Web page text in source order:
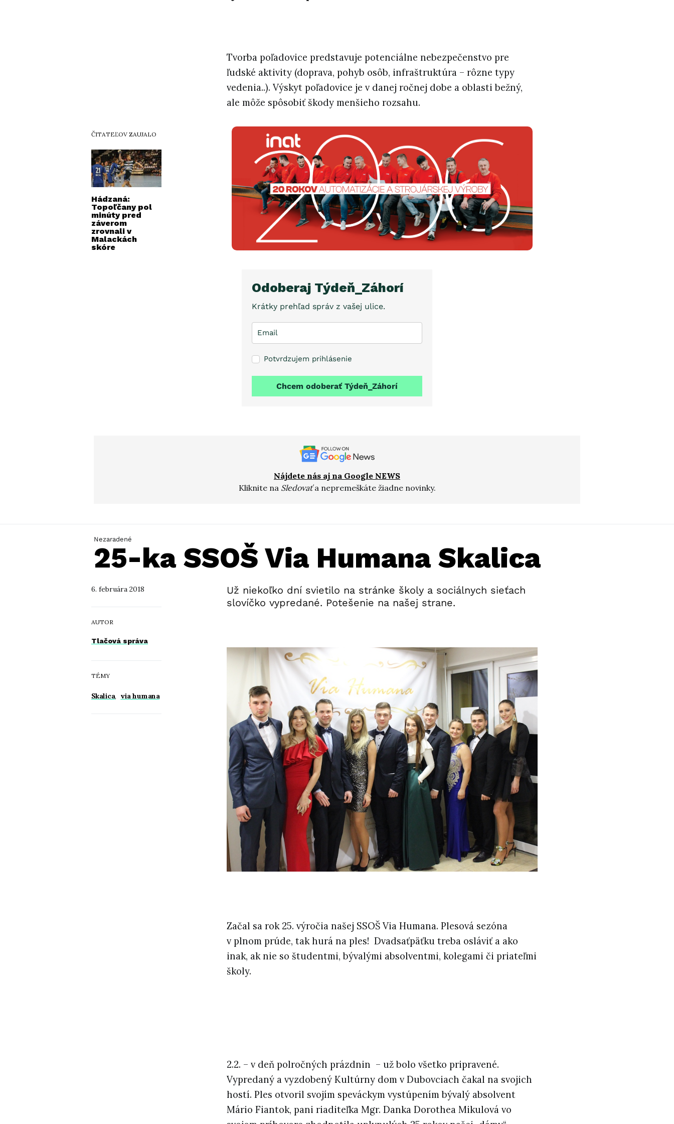
ČITATEĽOV ZAUJALO
Hádzaná:
Topoľčany pol
minúty pred
záverom
zrovnali v
Malackách
skóre
Tvorba poľadovice predstavuje potenciálne nebezpečenstvo pre
ľudské aktivity (doprava, pohyb osôb, infraštruktúra – rôzne typy
vedenia..). Výskyt poľadovice je v danej ročnej dobe a oblasti bežný,
ale môže spôsobiť škody menšieho rozsahu.
Odoberaj Týdeň_Záhorí
Krátky prehľad správ z vašej ulice.
Potvrdzujem prihlásenie
Chcem odoberať Týdeň_Záhorí
Nájdete nás aj na Google NEWS
Kliknite na Sledovaťa nepremeškáte žiadne novinky.
Nezaradené
25-ka SSOŠ Via Humana Skalica
6. februára 2018
AUTOR
Tlačová správa
TÉMY
Skalica, via humana
Už niekoľko dní svietilo na stránke školy a sociálnych sieťach
slovíčko vypredané. Potešenie na našej strane.
Začal sa rok 25. výročia našej SSOŠ Via Humana. Plesová sezóna
v plnom prúde, tak hurá na ples! Dvadsaťpäťku treba osláviť a ako
inak, ak nie so študentmi, bývalými absolventmi, kolegami či priateľmi
školy.
2.2. – v deň polročných prázdnin – už bolo všetko pripravené.
Vypredaný a vyzdobený Kultúrny dom v Dubovciach čakal na svojich
hostí. Ples otvoril svojím speváckym vystúpením bývalý absolvent
Mário Fiantok, pani riaditeľka Mgr. Danka Dorothea Mikulová vo